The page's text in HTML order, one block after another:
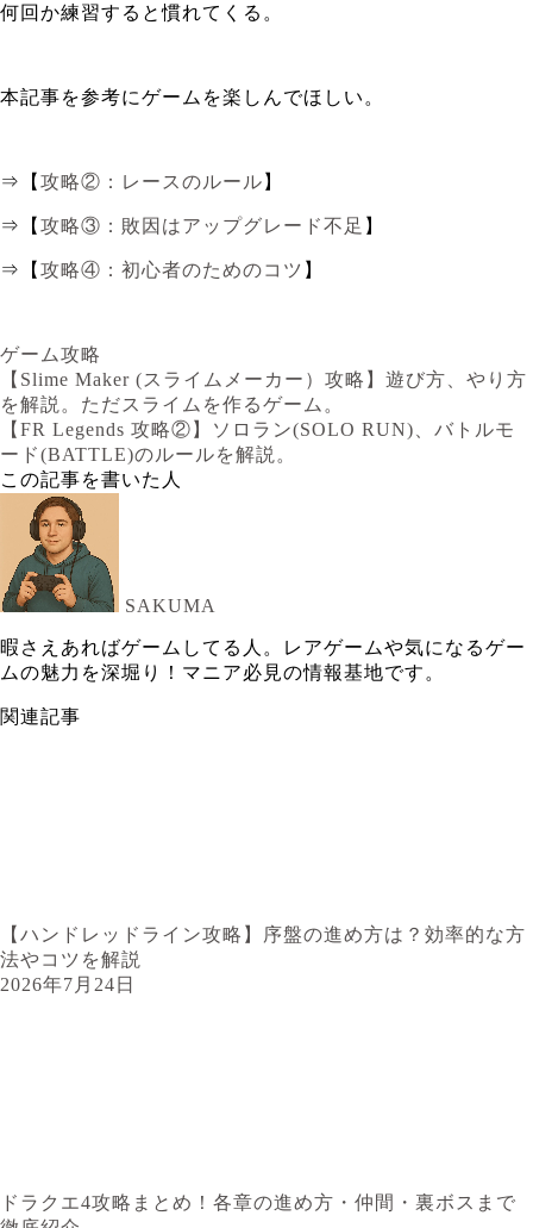
何回か練習すると慣れてくる。
本記事を参考にゲームを楽しんでほしい。
⇒【 攻略②：レースのルール 】
⇒【 攻略③：敗因はアップグレード不足 】
⇒【 攻略④：初心者のためのコツ 】
ゲーム攻略
【Slime Maker (スライムメーカー）攻略】遊び方、やり方
を解説。ただスライムを作るゲーム。
【FR Legends 攻略②】ソロラン(SOLO RUN)、バトルモ
ード(BATTLE)のルールを解説。
この記事を書いた人
SAKUMA
暇さえあればゲームしてる人。レアゲームや気になるゲー
ムの魅力を深堀り！マニア必見の情報基地です。
関連記事
【ハンドレッドライン攻略】序盤の進め方は？効率的な方
法やコツを解説
2026年7月24日
ドラクエ4攻略まとめ！各章の進め方・仲間・裏ボスまで